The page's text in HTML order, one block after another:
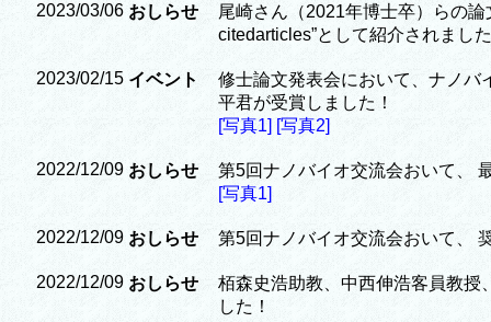
2023/03/06 おしらせ
尾崎さん（2021年博士卒）らの
citedarticles”として紹介されまし
2023/02/15 イベント
修士論文発表会において、ナノバ
平君が受賞しました！
[写真1] [写真2]
2022/12/09 おしらせ
第5回ナノバイオ交流会おいて、
[写真1]
2022/12/09 おしらせ 第5回ナノバイオ交流会おいて、
2022/12/09 おしらせ
栢森史浩助教、中西伸浩客員教授
した！